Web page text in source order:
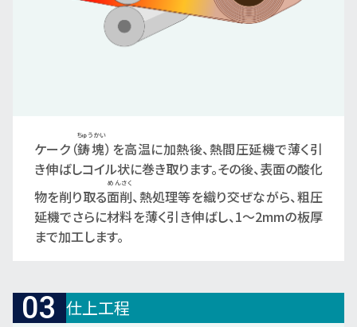
ケーク（鋳塊
ちゅうかい
）を高温に加熱後、熱間圧延機で薄く引
き伸ばしコイル状に巻き取ります。その後、表面の酸化
物を削り取る面削
めんさく
、熱処理等を織り交ぜながら、粗圧
延機でさらに材料を薄く引き伸ばし、1～2mmの板厚
まで加工します。
03 仕上工程